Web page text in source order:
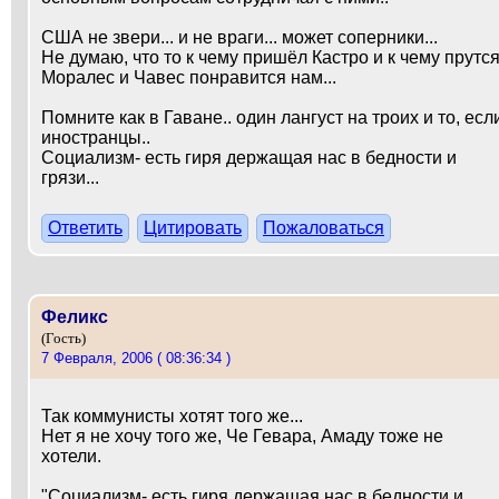
США не звери... и не враги... может соперники...
Не думаю, что то к чему пришёл Кастро и к чему прутся
Моралес и Чавес понравится нам...
Помните как в Гаване.. один лангуст на троих и то,
иностранцы..
Социализм- есть гиря держащая нас в бедности и
грязи...
Ответить Цитировать Пожаловаться
Феликс
(Гость)
7 Февраля, 2006 ( 08:36:34 )
Так коммунисты хотят того же...
Нет я не хочу того же, Че Гевара, Амаду тоже не
хотели.